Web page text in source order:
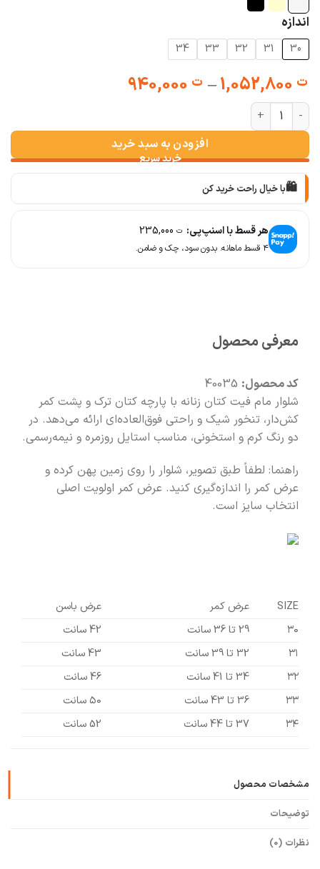
اندازه
30
31
32
33
34
ت1,052,800
– ت940,000
Price
through
ت 1,052,800
شلوار مام فیت کتان پرادا عدد
افزودن به سبد خرید
🛍️با خیال راحت خرید کن
🚚سریع به دستت می‌رسه
هر قسط با اسنپ‌پی: ت235,000
۴ قسط ماهانه. بدون سود، چک و ضامن.
معرفی محصول
کد محصول: 40035
شلوار مام فیت کتان زنانه با پارچه کتان ترک و پشت کمر
کش‌دار، تنخور شیک و راحتی فوق‌العاده‌ای ارائه می‌دهد. در
دو رنگ کرم و استخونی، مناسب استایل روزمره و نیمه‌رسمی.
راهنما: لطفاً طبق تصویر، شلوار را روی زمین پهن کرده و
عرض کمر را اندازه‌گیری کنید. عرض کمر اولویت اصلی
انتخاب سایز است.
SIZE عرض کمر
عرض باسن
۳۰
29 تا 36 سانت
42 سانت
۳۱
32 تا 39 سانت
43 سانت
۳۲
34 تا 41 سانت
46 سانت
۳۳
36 تا 43 سانت
۵۰ سانت
۳۴
37 تا 44 سانت 52 سانت
مشخصات محصول
توضیحات
نظرات (0)